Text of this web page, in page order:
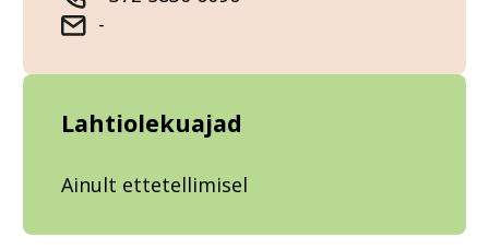
-
Lahtiolekuajad
Ainult ettetellimisel